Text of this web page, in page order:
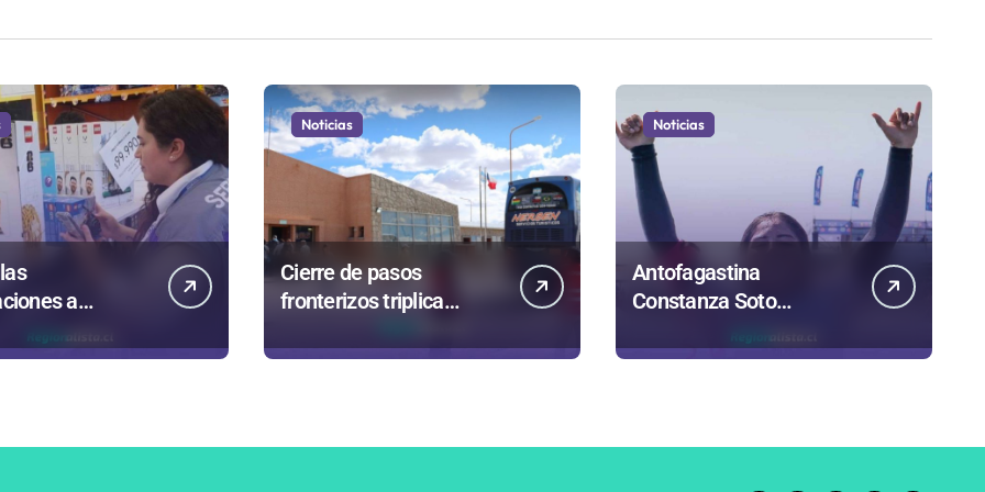
a
termina en
Noticias
Cierre de pasos
fronterizos triplica
importar carnes por
Noticias
Antofagastina
Constanza Soto
competirá en Maldivas,
Portugal y Brasil por el